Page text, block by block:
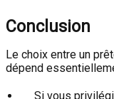
Conclusion
Le choix entre un
dépend
Si vous